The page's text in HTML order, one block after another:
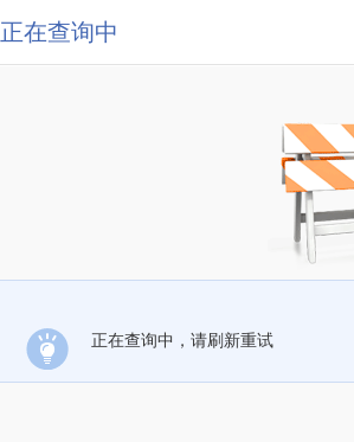
正在查询中
正在查询中，请刷新重试